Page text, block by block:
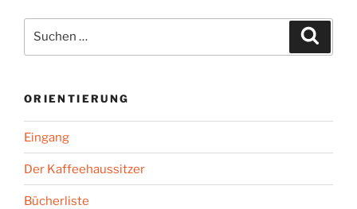
nach:
ORIENTIERUNG
Eingang
Der Kaffeehaussitzer
Bücherliste